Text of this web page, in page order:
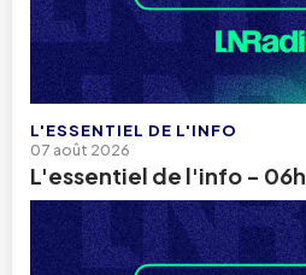
L'ESSENTIEL DE L'INFO
07 août 2026
L'essentiel de l'info - 06h